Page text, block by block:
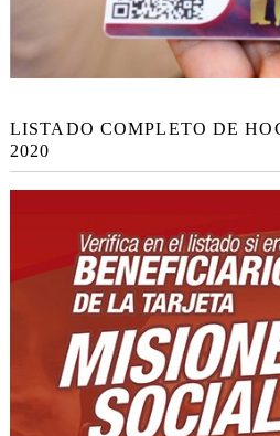
LISTADO COMPLETO DE
2020